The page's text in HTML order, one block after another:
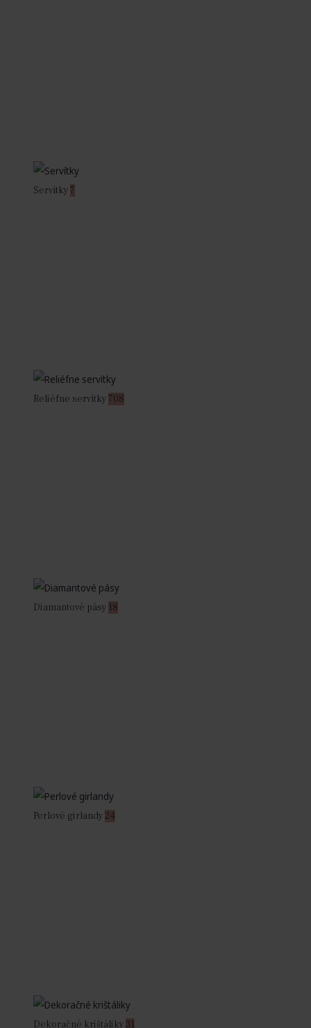
Servítky7
Reliéfne servítky708
Diamantové pásy 18
Perlové girlandy24
Dekoračné krištáliky 31